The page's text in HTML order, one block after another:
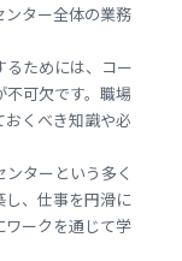
ンター全体の業務
るためには、コー
可欠です。職場
くべき知識や必
ターという多く
、仕事を円滑に
ークを通じて学